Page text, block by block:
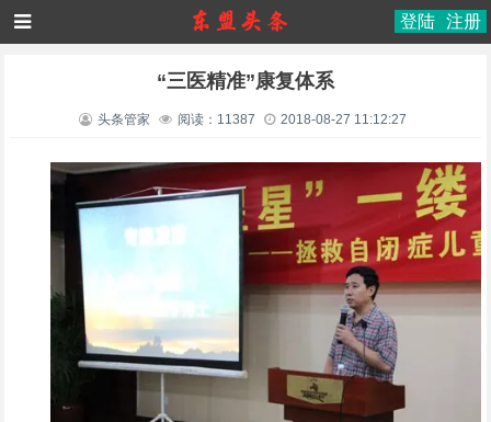
登陆 注册
“三医精准”康复体系
头条管家 阅读：11387 2018-08-27 11:12:27